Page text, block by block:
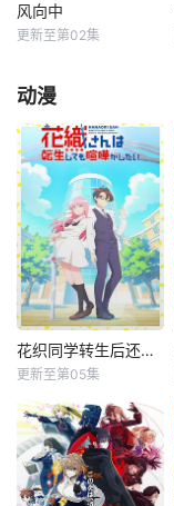
风向中
更新至第02集
动漫
花织同学转生后还是想干架
更新至第05集